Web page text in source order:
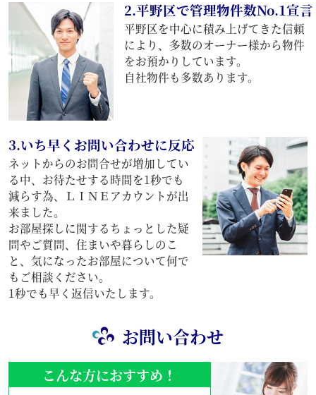
2.平野区で管理物件数No.1宣言
平野区を中心に積み上げてきた信頼
により、多数のオーナー様から物件
をお預かりしています。
自社物件も多数あります。
3.いち早くお問い合わせに反応
ネットからのお問合せが増加してい
る中、お待たせする時間を1秒でも
減らす為、ＬＩＮＥアカウントが出
来ました。
お部屋探しに関するちょっとした疑
問やご質問、住まいや暮らしのこ
と、気になったお部屋について何で
もご相談ください。
1秒でも早く返信いたします。
お問い合わせ
こんな方におすすめ！